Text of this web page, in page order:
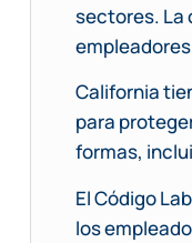
sectores. La
California
para
formas,
El Código
los